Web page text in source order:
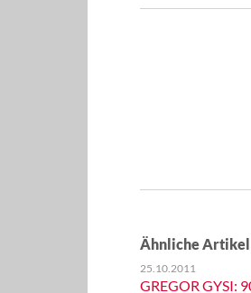
Ähnliche Artikel
25.10.2011
GREGOR GYSI: